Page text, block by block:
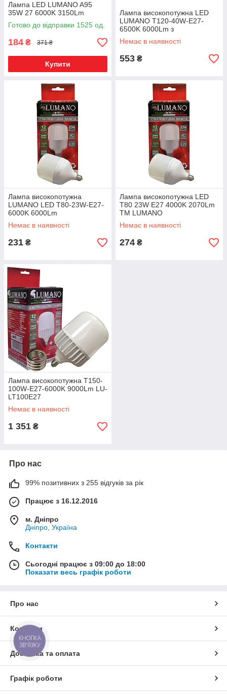
Лампа LED LUMANO A95
35W 27 6000K 3150Lm
Готово до відправки 1525 од.
184 ₴ 371 ₴
Купити
Лампа високопотужна LED
LUMANO T120-40W-E27-
6500K 6000Lm з
перехідником на Е40
Немає в наявності
553 ₴
Лампа високопотужна
LUMANO LED T80-23W-E27-
6000K 6000Lm
Немає в наявності
231 ₴
Лампа високопотужна LED
T80 23W E27 4000K 2070Lm
TM LUMANO
Немає в наявності
274 ₴
Лампа високопотужна T150-
100W-E27-6000K 9000Lm LU-
LT100E27
Немає в наявності
1 351 ₴
Про нас
99% позитивних з 255 відгуків за рік
Працює з 16.12.2016
м. Дніпро
Дніпро, Україна
Контакти
Сьогодні працює з 09:00 до 18:00
Показати весь графік роботи
Про нас
Контакти
Доставка та оплата
Графік роботи
КНОПКА
ЗВ'ЯЗКУ